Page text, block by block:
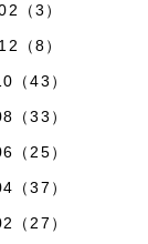
（3）
（8）
（43）
（33）
（25）
（37）
（27）